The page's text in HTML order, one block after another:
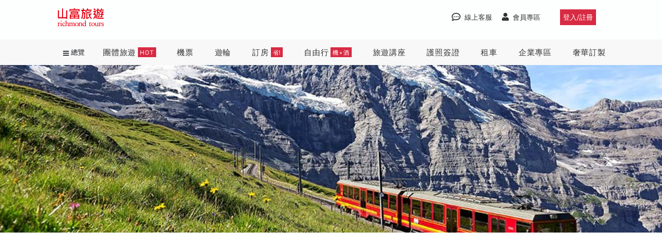
登入/註冊
會員專區
線上客服
總覽 團體旅遊 HOT 機票 遊輪 訂房 省! 自由行 機+酒 旅遊講座 護照簽證 租車 企業專區 奢華訂製